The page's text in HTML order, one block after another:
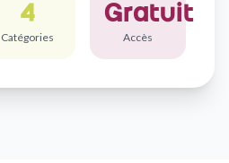
4
Catégories
Gratuit
Accès